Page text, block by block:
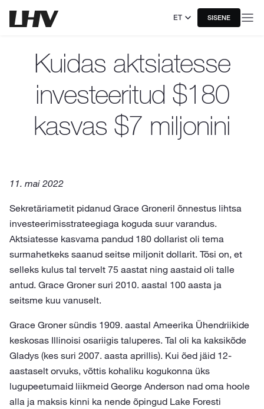
ET SISENE
Kuidas aktsiatesse
investeeritud $180
kasvas $7 miljonini
11. mai 2022
Sekretäriametit pidanud Grace Groneril õnnestus lihtsa
investeerimisstrateegiaga koguda suur varandus.
Aktsiatesse kasvama pandud 180 dollarist oli tema
surmahetkeks saanud seitse miljonit dollarit. Tõsi on, et
selleks kulus tal tervelt 75 aastat ning aastaid oli talle
antud. Grace Groner suri 2010. aastal 100 aasta ja
seitsme kuu vanuselt.
Grace Groner sündis 1909. aastal Ameerika Ühendriikide
keskosas Illinoisi osariigis taluperes. Tal oli ka kaksikõde
Gladys (kes suri 2007. aasta aprillis). Kui õed jäid 12-
aastaselt orvuks, võttis kohaliku kogukonna üks
lugupeetumaid liikmeid George Anderson nad oma hoole
alla ja maksis kinni ka nende õpingud Lake Foresti